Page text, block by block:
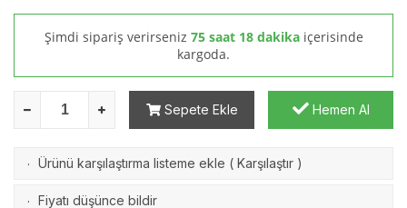
Şimdi sipariş verirseniz 75 saat 18 dakika içerisinde
kargoda.
Sepete Ekle Hemen Al
· Ürünü karşılaştırma listeme ekle ( Karşılaştır )
· Fiyatı düşünce bildir